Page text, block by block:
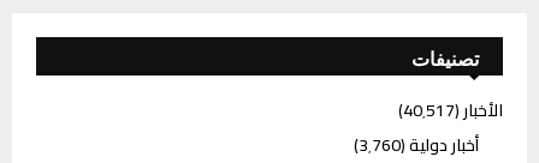
تصنيفات
الأخبار(40٬517)
أخبار دولية(3٬760)